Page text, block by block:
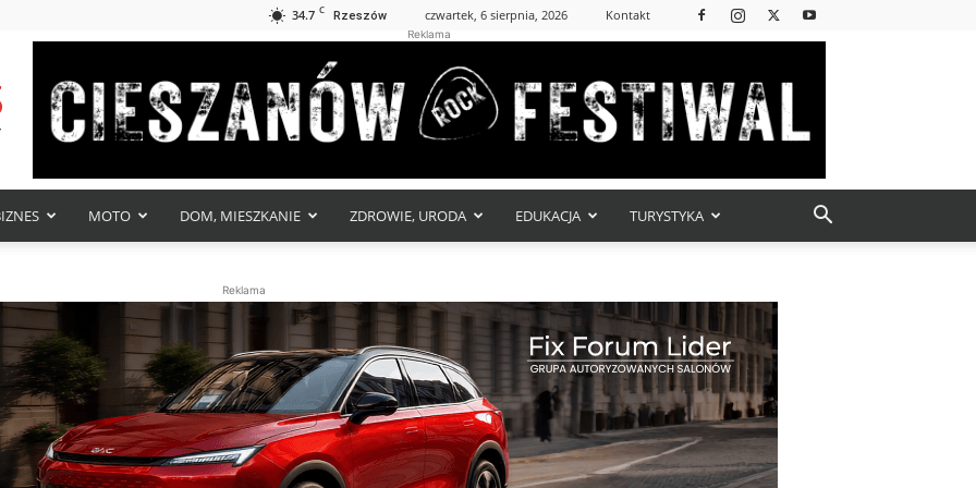
34.7 C Rzeszów czwartek, 6 sierpnia, 2026 Kontakt
Reklama
MOTO DOM, MIESZKANIE ZDROWIE, URODA EDUKACJA TURYSTYKA
Reklama